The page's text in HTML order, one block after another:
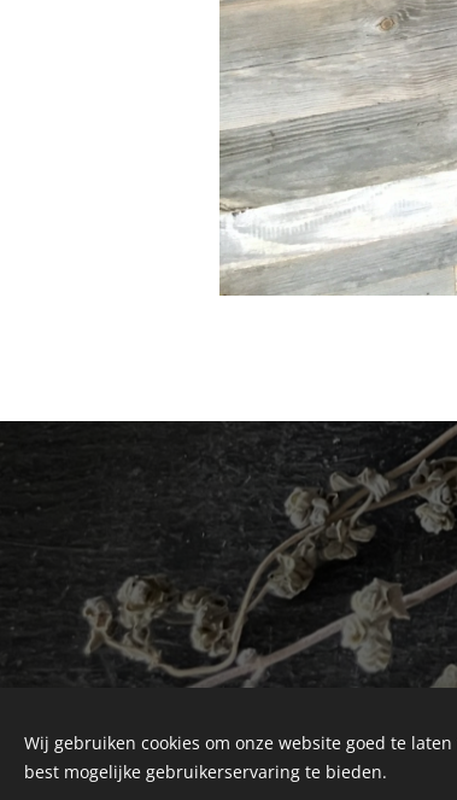
Wij gebruiken cookies om onze website goed te
best mogelijke gebruikerservaring te bieden.